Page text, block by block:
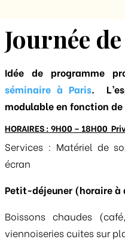
Journée
Idée de programme
séminaire à Paris.
modulable en fonction de
HORAIRES : 9H00 – 18H00
Services : Matériel de
écran
Petit-déjeuner (horaire
Boissons chaudes
viennoiseries cuites sur